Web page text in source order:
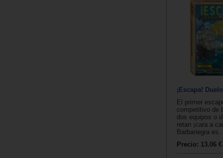
¡Escapa!
El primer
competitivo de
dos equipos o
retan ¡cara a
Barbanegra
Precio: 13.06 €